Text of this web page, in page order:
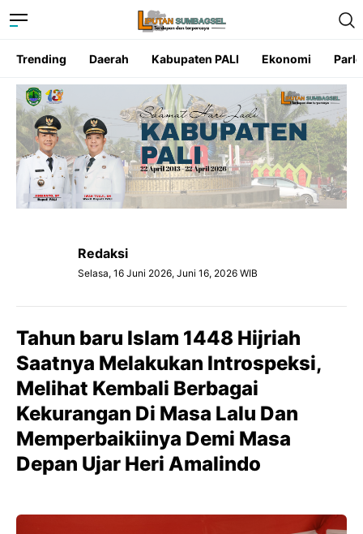
Trending Daerah Kabupaten PALI Ekonomi
Redaksi
Selasa, 16 Juni 2026, Juni 16, 2026 WIB
Tahun baru Islam 1448 Hijriah
Saatnya Melakukan Introspeksi,
Melihat Kembali Berbagai
Kekurangan Di Masa Lalu Dan
Memperbaikiinya Demi Masa
Depan Ujar Heri Amalindo